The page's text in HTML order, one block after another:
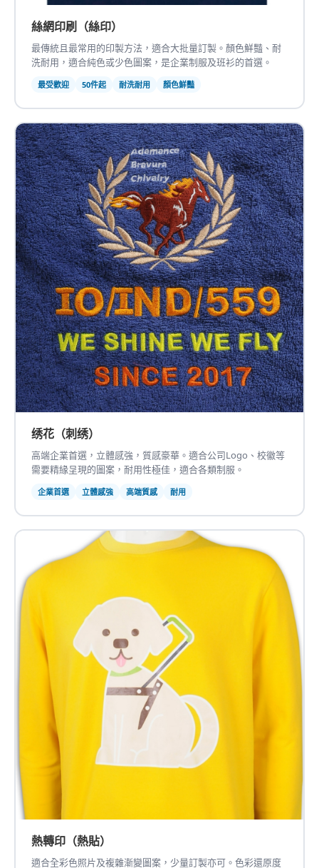
絲網印刷（絲印）
最傳統且最常用的印製方法，適合大批量訂製。顏色鮮豔、耐
洗耐用，適合純色或少色圖案，是企業制服及班衫的首選。
最受歡迎 50件起 耐洗耐用 顏色鮮豔
绣花（刺绣）
高端企業首選，立體感強，質感豪華。適合公司Logo、校徽等
需要精緣呈現的圖案，耐用性極佳，適合各類制服。
企業首選 立體感強 高端質感 耐用
熱轉印（熱貼）
適合全彩色照片及複雜漸變圖案，少量訂製亦可。色彩還原度